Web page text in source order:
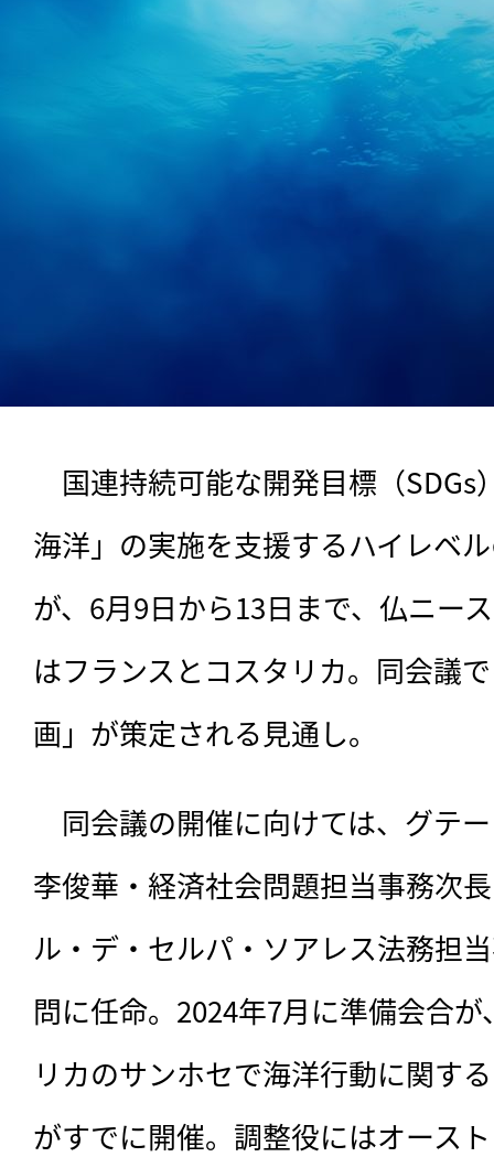
国連持続可能な開発目標（SDGs
海洋」の実施を支援するハイレベ
が、6月9日から13日まで、仏ニー
はフランスとコスタリカ。同会議
画」が策定される見通し。
同会議の開催に向けては、 グテ
李俊華・経済社会問題担当事務次
ル・デ・セルパ・ソアレス法務担
問に任命。2024年7月に準備会合
リカのサンホセで海洋行動に関す
がすでに開催。調整役にはオース